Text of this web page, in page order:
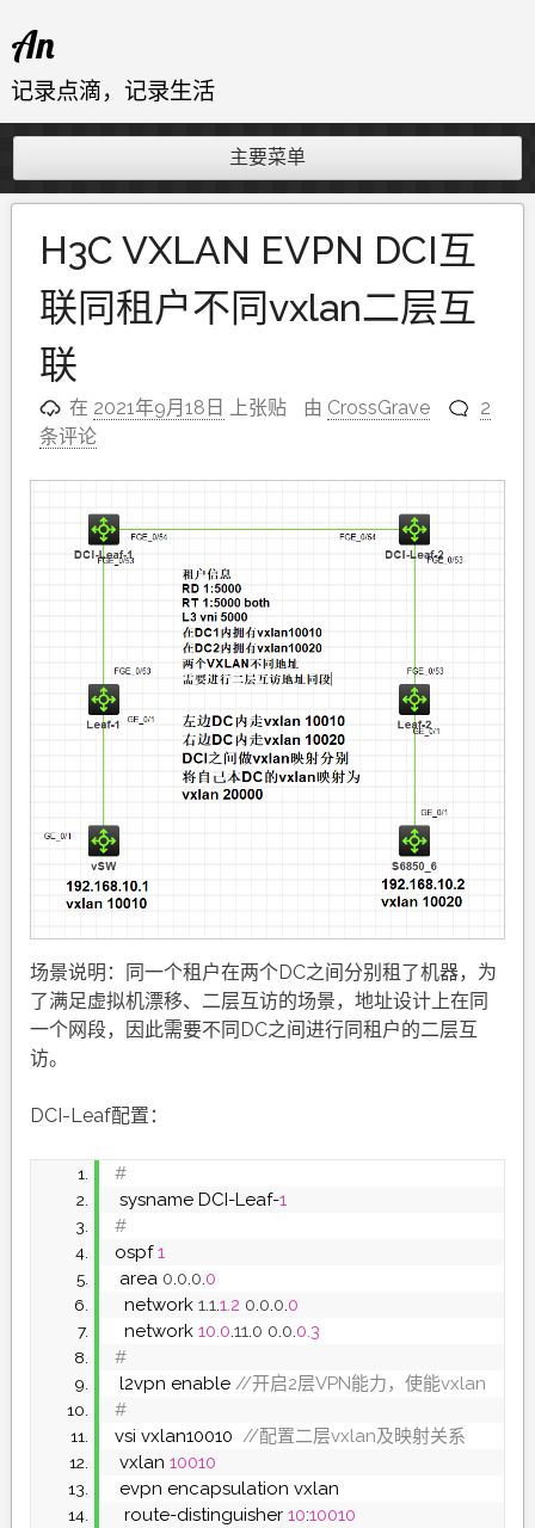
至
内
An
记录点滴，记录生活
主要菜单
H3C VXLAN EVPN DCI互
联同租户不同vxlan二层互
联
在 2021年9月18日 上张贴 由 CrossGrave
2
条评论
场景说明：同一个租户在两个DC之间分别租了机器，为
了满足虚拟机漂移、二层互访的场景，地址设计上在同
一个网段，因此需要不同DC之间进行同租户的二层互
访。
DCI-Leaf配置：
#
sysname DCI-Leaf-1
#
ospf 1
area 0.0.0.0
  network
1.1.1.2 0.0.0.0
  network
10.0.11.0 0.0.0.3
#
l2vpn enable //开启2层VPN能力，使能vxlan
#
vsi vxlan10010 //配置二层vxlan及映射关系
vxlan 10010
evpn encapsulation vxlan
  route-distinguisher
10:10010